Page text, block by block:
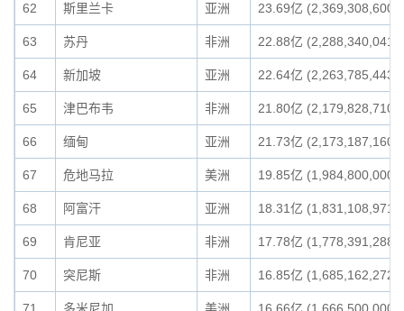
62 斯里兰卡 亚洲 23.69亿 (2,369,308,600)
63 苏丹 非洲 22.88亿 (2,288,340,041)
64 新加坡 亚洲 22.64亿 (2,263,785,443)
65 津巴布韦 非洲 21.80亿 (2,179,828,710)
66 缅甸 亚洲 21.73亿 (2,173,187,160)
67 危地马拉 美洲 19.85亿 (1,984,800,000)
68 阿富汗 亚洲 18.31亿 (1,831,108,971)
69 肯尼亚 非洲 17.78亿 (1,778,391,288)
70 突尼斯 非洲 16.85亿 (1,685,162,272)